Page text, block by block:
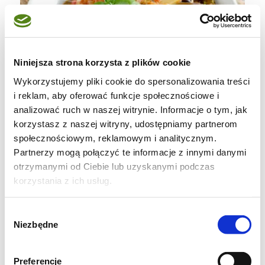
Niniejsza strona korzysta z plików cookie
Wykorzystujemy pliki cookie do spersonalizowania treści
i reklam, aby oferować funkcje społecznościowe i
analizować ruch w naszej witrynie. Informacje o tym, jak
korzystasz z naszej witryny, udostępniamy partnerom
społecznościowym, reklamowym i analitycznym.
Partnerzy mogą połączyć te informacje z innymi danymi
otrzymanymi od Ciebie lub uzyskanymi podczas
korzystania z ich usług.
zgody
Niezbędne
Preferencje
ADŻAPSANDALI
750g bakłażanów,